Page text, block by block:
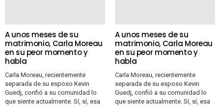
A unos meses de su
matrimonio, Carla Moreau
en su peor momento y
habla
Carla Moreau, recientemente
separada de su esposo Kevin
Guedj, confió a su comunidad lo
que siente actualmente. Sí, sí, esa
A unos meses de su
matrimonio, Carla Moreau
en su peor momento y
habla
Carla Moreau, recientemente
separada de su esposo Kevin
Guedj, confió a su comunidad lo
que siente actualmente. Sí, sí, esa